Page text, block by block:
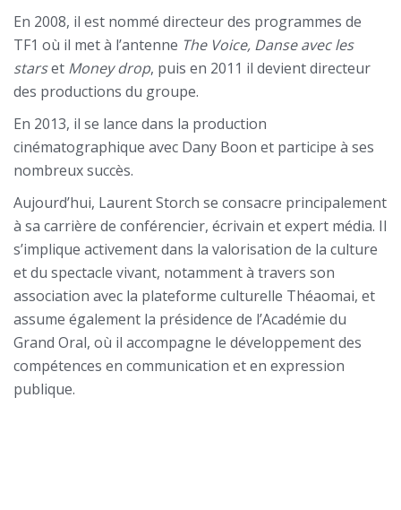
En 2008, il est nommé directeur des programmes de
TF1 où il met à l’antenne The Voice, Danse avec les
starset Money drop, puis en 2011 il devient directeur
des productions du groupe.
En 2013, il se lance dans la production
cinématographique avec Dany Boon et participe à ses
nombreux succès.
Aujourd’hui, Laurent Storch se consacre principalement
à sa carrière de conférencier, écrivain et expert média. Il
s’implique activement dans la valorisation de la culture
et du spectacle vivant, notamment à travers son
association avec la plateforme culturelle Théaomai, et
assume également la présidence de l’Académie du
Grand Oral, où il accompagne le développement des
compétences en communication et en expression
publique.